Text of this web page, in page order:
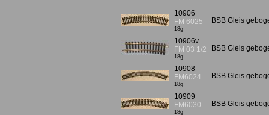
10906
FM 6025
18g
BSB Gleis
10906v
FM 03 1/2
18g
BSB Gleis
10908
FM6024
18g
BSB Gleis
10909
FM6030
18g
BSB Gleis